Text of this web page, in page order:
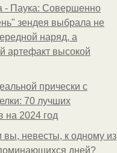
- Паука: Совершенно
зендея выбрала не
наряд, а
артефакт высокой
прически с
70 лучших
на 2024 год
вы, невесты, к одному из
дней?